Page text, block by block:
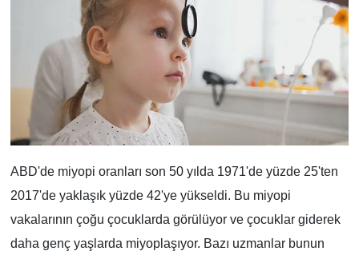
ABD'de miyopi oranları son 50 yılda 1971'de yüzde 25'ten
2017'de yaklaşık yüzde 42'ye yükseldi. Bu miyopi
vakalarının çoğu çocuklarda görülüyor ve çocuklar giderek
daha genç yaşlarda miyoplaşıyor. Bazı uzmanlar bunun